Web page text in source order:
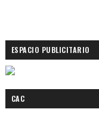
ESPACIO PUBLICITARIO
CAC